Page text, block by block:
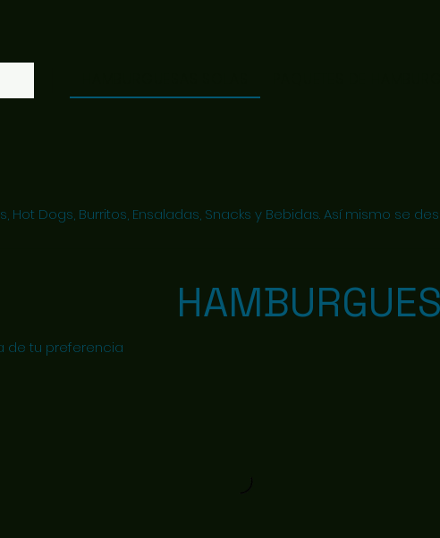
Hot Dogs, Burritos, Ensaladas, Snacks y Bebidas. Así mismo se
de tu preferencia